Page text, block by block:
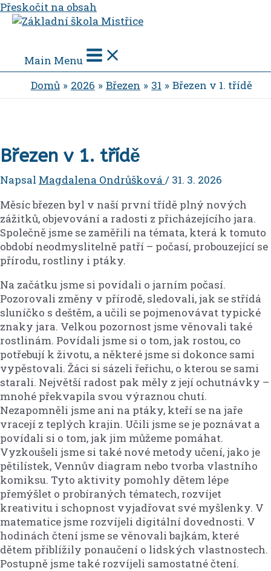
Přeskočit na obsah
Main Menu
Domů
2026 Březen 31 Březen v 1. třídě
Březen v 1. třídě
Napsal Magdalena Ondrůšková / 31. 3. 2026
Měsíc březen byl v naší první třídě plný nových
zážitků, objevování a radosti z přicházejícího jara.
Společně jsme se zaměřili na témata, která k tomuto
období neodmyslitelně patří – počasí, probouzející se
přírodu, rostliny i ptáky.
Na začátku jsme si povídali o jarním počasí.
Pozorovali změny v přírodě, sledovali, jak se střídá
sluníčko s deštěm, a učili se pojmenovávat typické
znaky jara. Velkou pozornost jsme věnovali také
rostlinám. Povídali jsme si o tom, jak rostou, co
potřebují k životu, a některé jsme si dokonce sami
vypěstovali. Žáci si sázeli řeřichu, o kterou se sami
starali. Největší radost pak měly z její ochutnávky –
mnohé překvapila svou výraznou chutí.
Nezapomněli jsme ani na ptáky, kteří se na jaře
vracejí z teplých krajin. Učili jsme se je poznávat a
povídali si o tom, jak jim můžeme pomáhat.
Vyzkoušeli jsme si také nové metody učení, jako je
pětilístek, Vennův diagram nebo tvorba vlastního
komiksu. Tyto aktivity pomohly dětem lépe
přemýšlet o probíraných tématech, rozvíjet
kreativitu i schopnost vyjadřovat své myšlenky. V
matematice jsme rozvíjeli digitální dovednosti. V
hodinách čtení jsme se věnovali bajkám, které
dětem přiblížily ponaučení o lidských vlastnostech.
Postupně jsme také rozvíjeli samostatné čtení.